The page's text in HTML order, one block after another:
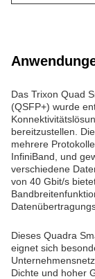
Das Trixon Quad
(QSFP+) wurde
bereitzustellen.
mehrere
InfiniBand, und
verschiedene
von 40 Gbit/s
Dieses Quadra
eignet sich
Dichte und hoher